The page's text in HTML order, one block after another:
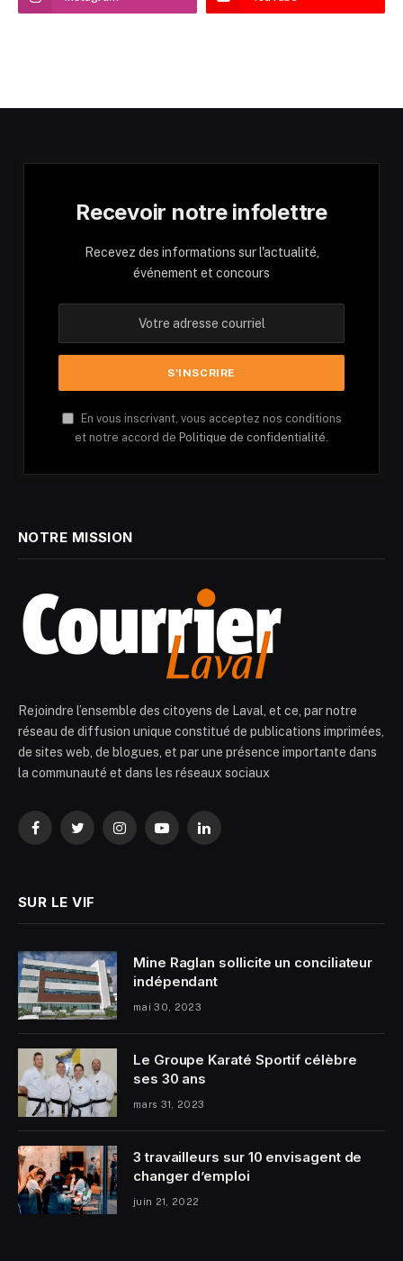
Recevoir notre infolettre
Recevez des informations sur l'actualité,
événement et concours
En vous inscrivant, vous acceptez nos conditions
et notre accord de Politique de confidentialité.
NOTRE MISSION
Rejoindre l’ensemble des citoyens de Laval, et ce, par notre
réseau de diffusion unique constitué de publications imprimées,
de sites web, de blogues, et par une présence importante dans
la communauté et dans les réseaux sociaux
FacebookTwitterInstagramYouTubeLinkedIn
SUR LE VIF
Mine Raglan sollicite un conciliateur
indépendant
mai 30, 2023
Le Groupe Karaté Sportif célèbre
ses 30 ans
mars 31, 2023
3 travailleurs sur 10 envisagent de
changer d’emploi
juin 21, 2022